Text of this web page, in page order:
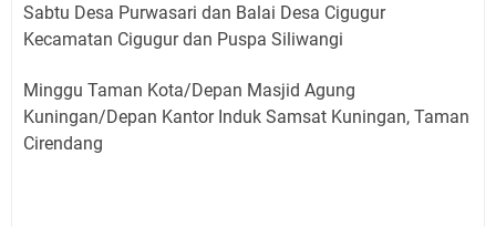
Sabtu Desa Purwasari dan Balai Desa Cigugur
Kecamatan Cigugur dan Puspa Siliwangi
Minggu Taman Kota/Depan Masjid Agung
Kuningan/Depan Kantor Induk Samsat Kuningan, Taman
Cirendang